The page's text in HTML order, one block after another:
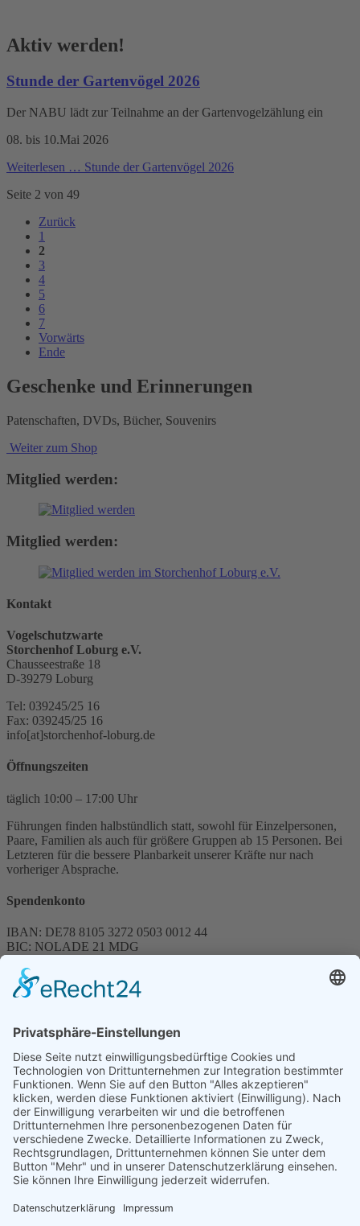
Aktiv werden!
Stunde der Gartenvögel 2026
Der NABU lädt zur Teilnahme an der Gartenvogelzählung ein
08. bis 10.Mai 2026
Weiterlesen … Stunde der Gartenvögel 2026
Seite 2 von 49
Zurück
1
2
3
4
5
6
7
Vorwärts
Ende
Geschenke und Erinnerungen
Patenschaften, DVDs, Bücher, Souvenirs
Weiter zum Shop
Mitglied werden:
Mitglied werden:
Kontakt
Vogelschutzwarte
Storchenhof Loburg e.V.
Chausseestraße 18
D-39279 Loburg
Tel: 039245/25 16
Fax: 039245/25 16
info[at]storchenhof-loburg.de
Öffnungszeiten
täglich 10:00 – 17:00 Uhr
Führungen finden halbstündlich statt, sowohl für Einzelpersonen,
Paare, Familien als auch für größere Gruppen ab 15 Personen. Bei
Letzteren für die bessere Planbarkeit unserer Kräfte nur nach
vorheriger Absprache.
Spendenkonto
IBAN: DE78 8105 3272 0503 0012 44
BIC: NOLADE 21 MDG
Spenden können steuerlich abgesetzt werden
Förderung
© 1987 – 2025
Storchenhof Loburg e.V.
Alle Rechte vorbehalten.
Cookie-Einstellungen
Navigation überspringen
Impressum
Haftungsausschluss